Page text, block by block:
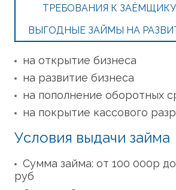
ТРЕБОВАНИЯ К
ВЫГОДНЫЕ ЗАЙМЫ НА
на открытие бизнеса
на развитие бизнеса
на пополнение оборотных
на покрытие кассового
Условия выдачи займа
Сумма займа: от 100 000р
руб